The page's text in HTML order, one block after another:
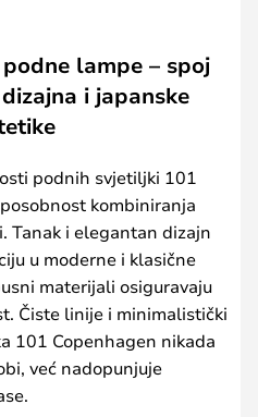
lampe – spoj
i japanske
podnih svjetiljki 101
kombiniranja
Tanak i elegantan dizajn
u moderne i klasične
materijali osiguravaju
Čiste linije i minimalistički
101 Copenhagen nikada
već nadopunjuje